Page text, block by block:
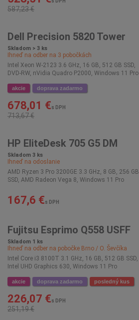
587,23 €
Dell Precision 5820 Tower
Skladom > 3 ks
Ihneď na odber na 3 pobočkách
Intel Xeon W-2123 3.6 GHz, 16 GB, 512 GB SSD,
DVD-RW, nVidia Quadro P2000, Windows 11 Pro
akcie doprava zadarmo
678,01 €s DPH
713,67 €
HP EliteDesk 705 G5 DM
Skladom 3 ks
Ihneď na odoslanie
AMD Ryzen 3 Pro 3200GE 3.3 GHz, 8 GB, 256 GB
SSD, AMD Radeon Vega 8, Windows 11 Pro
167,6 €s DPH
Fujitsu Esprimo Q558 USFF
Skladom 1 ks
Ihneď na odber na pobočke Brno / O. Ševčíka
Intel Core i3 8100T 3.1 GHz, 16 GB, 512 GB SSD,
Intel UHD Graphics 630, Windows 11 Pro
akcie doprava zadarmo posledný kus
226,07 €s DPH
251,19 €